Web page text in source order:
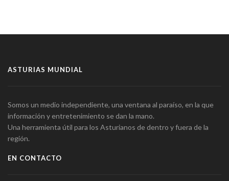
ASTURIAS MUNDIAL
Somos un medio independiente, una ventana al paraíso, en la que
información y entretenimiento se dan la mano.
Una herramienta útil para los Asturianos de dentro y fuera de la
región.
EN CONTACTO